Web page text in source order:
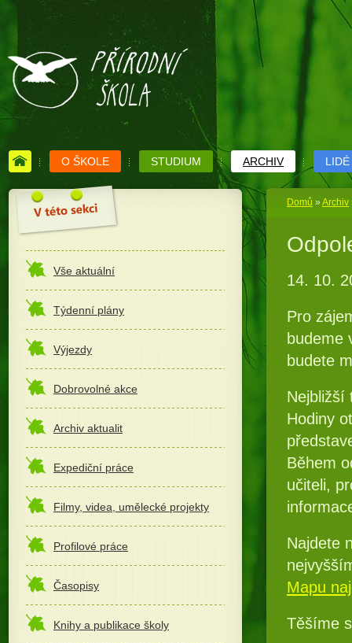
O ŠKOLE STUDIUM ARCHIV LIDÉ
Vše aktuální
Týdenní plány
Výjezdy
Dobrovolné akce
Archiv aktualit
Expediční práce
Filmy, videa, umělecké projekty
Profilové práce
Časopisy
Knihy a publikace školy
Domů » Archiv
14. 10.
Pro
budeme
budete
Hodiny
Během
učiteli,
Najdete
Mapu
Těšíme